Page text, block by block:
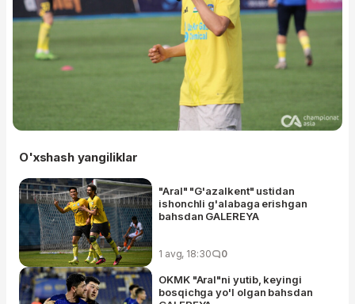
O'xshash yangiliklar
"Aral" "G'azalkent" ustidan
ishonchli g'alabaga erishgan
bahsdan GALEREYA
1 avg, 18:30 0
OKMK "Aral"ni yutib, keyingi
bosqichga yo'l olgan bahsdan